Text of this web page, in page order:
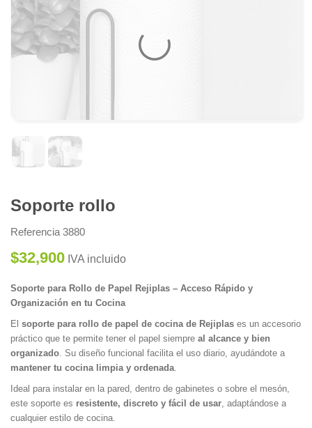
Soporte rollo
Referencia 3880
$32,900 IVA incluido
Soporte para Rollo de Papel Rejiplas – Acceso Rápido y
Organización en tu Cocina
El soporte para rollo de papel de cocina de Rejiplas es un accesorio
práctico que te permite tener el papel siempre al alcance y bien
organizado. Su diseño funcional facilita el uso diario, ayudándote a
mantener tu cocina limpia y ordenada.
Ideal para instalar en la pared, dentro de gabinetes o sobre el mesón,
este soporte es resistente, discreto y fácil de usar, adaptándose a
cualquier estilo de cocina.